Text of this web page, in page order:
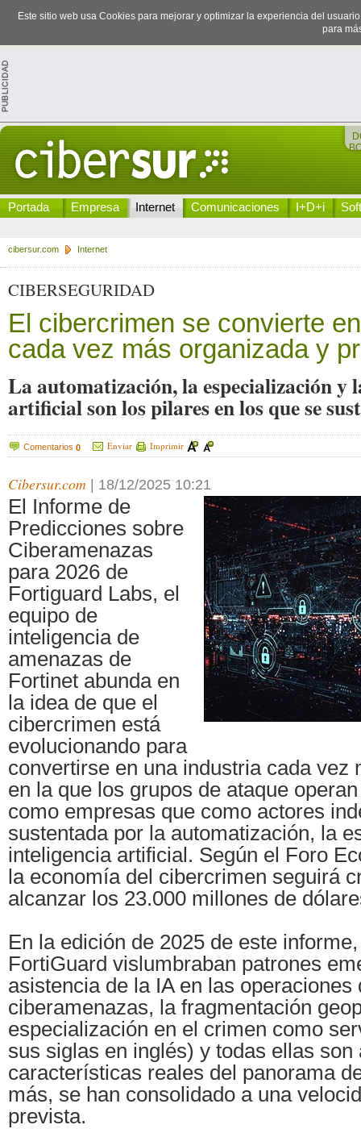
Este sitio web usa Cookies para mejorar y optimizar la experiencia del
para
Portada Empresa Internet Comunicaciones I+D+i
cibersur.com Internet
CIBERSEGURIDAD
El cibercrimen se convierte
cada vez más organizada y
La automatización, la especialización y
artificial son los pilares en los que se
Comentarios 0 Enviar Imprimir
Cibersur.com 18/12/2025 10:21
El Informe de
Predicciones sobre
Ciberamenazas
para 2026 de
Fortiguard Labs, el
equipo de
inteligencia de
amenazas de
Fortinet abunda en
la idea de que el
cibercrimen está
evolucionando para
convertirse en una industria cada vez
en la que los grupos de ataque
como empresas que como actores
sustentada por la automatización, la
inteligencia artificial. Según el Foro
la economía del cibercrimen seguirá
alcanzar los 23.000 millones de
En la edición de 2025 de este
FortiGuard vislumbraban patrones
asistencia de la IA en las operaciones
ciberamenazas, la fragmentación
especialización en el crimen como
sus siglas en inglés) y todas ellas son
características reales del panorama
más, se han consolidado a una
prevista.